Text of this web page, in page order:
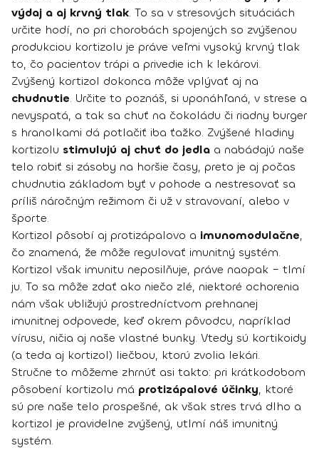
výdaj a aj krvný tlak. To sa v stresových situáciách
určite hodí, no pri chorobách spojených so zvýšenou
produkciou kortizolu je práve veľmi vysoký krvný tlak
to, čo pacientov trápi a privedie ich k lekárovi.
Zvýšený kortizol dokonca môže vplývať aj na
chudnutie. Určite to poznáš, si uponáhľaná, v strese a
nevyspatá, a tak sa chuť na čokoládu či riadny burger
s hranolkami dá potlačiť iba ťažko. Zvýšené hladiny
kortizolu stimulujú aj chuť do jedla a nabádajú naše
telo robiť si zásoby na horšie časy, preto je aj počas
chudnutia základom byť v pohode a nestresovať sa
príliš náročným režimom či už v stravovaní, alebo v
športe.
Kortizol pôsobí aj protizápalovo a imunomodulačne,
čo znamená, že môže regulovať imunitný systém.
Kortizol však imunitu neposilňuje, práve naopak – tlmí
ju. To sa môže zdať ako niečo zlé, niektoré ochorenia
nám však ubližujú prostredníctvom prehnanej
imunitnej odpovede, keď okrem pôvodcu, napríklad
vírusu, ničia aj naše vlastné bunky. Vtedy sú kortikoidy
(a teda aj kortizol) liečbou, ktorú zvolia lekári.
Stručne to môžeme zhrnúť asi takto: pri krátkodobom
pôsobení kortizolu má protizápalové účinky, ktoré
sú pre naše telo prospešné, ak však stres trvá dlho a
kortizol je pravidelne zvýšený, utlmí náš imunitný
systém.